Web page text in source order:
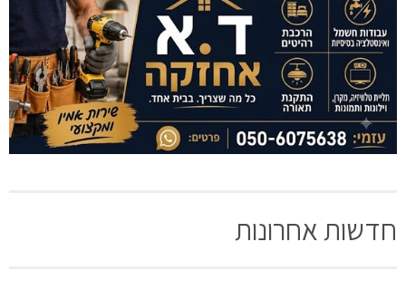
חדשות אחרונות